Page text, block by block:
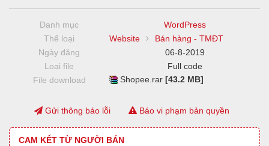
Danh mục
WordPress
Thể loại
Website
Bán hàng - TMĐT
Ngày đăng
06-8-2019
Loại file
Full code
File download
Shopee.rar[43.2 MB]
Gửi thông báo lỗi Báo vi phạm bản quyền
CAM KẾT TỪ NGƯỜI BÁN